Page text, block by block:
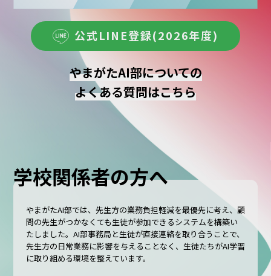
公式LINE登録(2026年度)
やまがたAI部についての
よくある質問はこちら
学校関係者の方へ
やまがたAI部では、先生方の業務負担軽減を最優先に考え、顧
問の先生がつかなくても生徒が参加できるシステムを構築い
たしました。AI部事務局と生徒が直接連絡を取り合うことで、
先生方の日常業務に影響を与えることなく、生徒たちがAI学習
に取り組める環境を整えています。